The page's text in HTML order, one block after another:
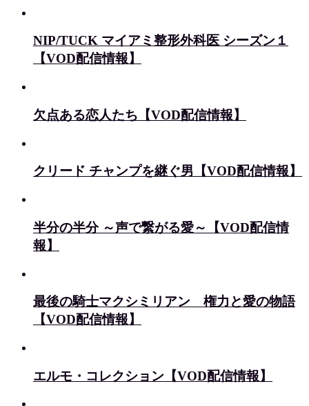
NIP/TUCK マイアミ整形外科医 シーズン１
【VOD配信情報】
欠点ある恋人たち【VOD配信情報】
クリード チャンプを継ぐ男【VOD配信情報】
半分の半分 ～声で繋がる愛～【VOD配信情
報】
最後の騎士マクシミリアン 権力と愛の物語
【VOD配信情報】
エルモ・コレクション【VOD配信情報】